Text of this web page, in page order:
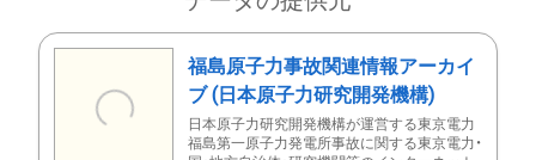
福島原子力事故関連情報アーカイ
ブ (日本原子力研究開発機構)
日本原子力研究開発機構が運営する東京電力
福島第一原子力発電所事故に関する東京電力・